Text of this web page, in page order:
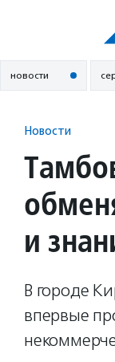
новости
Новости
и
В городе
впервые